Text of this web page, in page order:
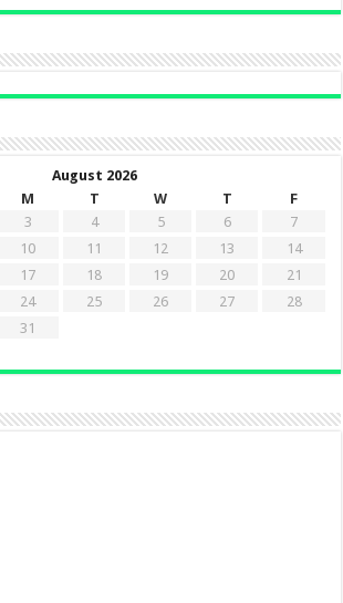
August 2026
M T W T
F
3 4 5 6
7
10 11 12 13
14
17 18 19 20
21
24 25 26 27
28
31